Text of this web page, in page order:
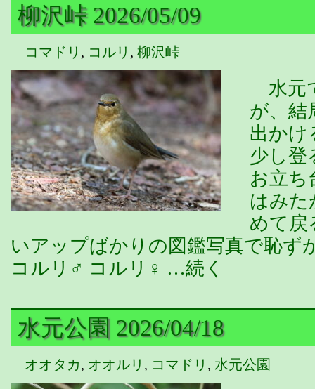
柳沢峠 2026/05/09
コマドリ , コルリ , 柳沢峠
水元
が、結
出か
少し登
お立
はみた
めて
いアップばかりの図鑑写真で恥ず
コルリ♂ コルリ♀ …続く
水元公園 2026/04/18
オオタカ, オオルリ , コマドリ , 水元公園